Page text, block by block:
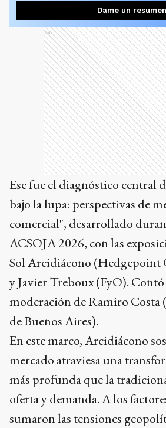
Dame un resumen
Ads
Ese fue el diagnóstico central
bajo la lupa: perspectivas de
comercial", desarrollado
ACSOJA 2026, con las
Sol Arcidiácono (Hedgepoint
y Javier Treboux (FyO).
moderación de Ramiro Costa
de Buenos Aires).
En este marco, Arcidiácono
mercado atraviesa una
más profunda que la
oferta y demanda. A los
sumaron las tensiones